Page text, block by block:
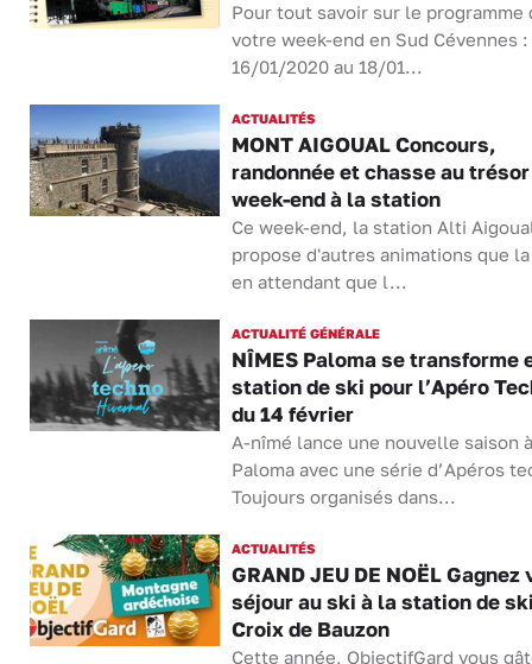
Pour tout savoir sur le programme
votre week-end en Sud Cévennes :
16/01/2020 au 18/01...
ACTUALITÉS
MONT AIGOUAL Concours,
randonnée et chasse au
week-end à la station
Ce week-end, la station Alti
propose d'autres animations que
en attendant que l...
ACTUALITÉ GÉNÉRALE
NÎMES Paloma se transforme
station de ski pour l’Apéro
du 14 février
A-nîmé lance une nouvelle saison à
Paloma avec une série d’Apéros
Toujours organisés dans...
ACTUALITÉS
GRAND JEU DE NOËL Gagnez
séjour au ski à la station de
Croix de Bauzon
Cette année, ObjectifGard vous